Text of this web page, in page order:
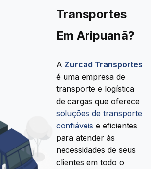
Transportes
Em Aripuanã?
A Zurcad Transportes
é uma empresa de
transporte e logística
de cargas que oferece
soluções de transporte
confiáveis e eficientes
para atender às
necessidades de seus
clientes em todo o